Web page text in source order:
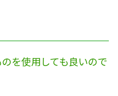
を使用しても良いので